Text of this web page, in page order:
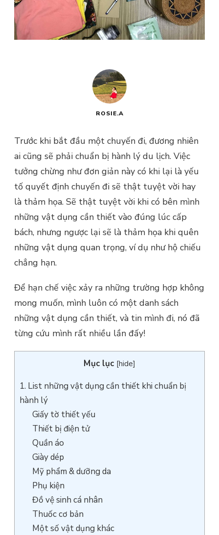
ROSIE.A
Trước khi bắt đầu một chuyến đi, đương nhiên
ai cũng sẽ phải chuẩn bị hành lý du lịch. Việc
tưởng chừng như đơn giản này có khi lại là yếu
tố quyết định chuyến đi sẽ thật tuyệt vời hay
là thảm họa. Sẽ thật tuyệt vời khi có bên mình
những vật dụng cần thiết vào đúng lúc cấp
bách, nhưng ngược lại sẽ là thảm họa khi quên
những vật dụng quan trọng, ví dụ như hộ chiếu
chẳng hạn.
Để hạn chế việc xảy ra những trường hợp không
mong muốn, mình luôn có một danh sách
những vật dụng cần thiết, và tin mình đi, nó đã
từng cứu mình rất nhiều lần đấy!
Mục lục [hide]
1. List những vật dụng cần thiết khi chuẩn bị
hành lý
Giấy tờ thiết yếu
Thiết bị điện tử
Quần áo
Giày dép
Mỹ phẩm & dưỡng da
Phụ kiện
Đồ vệ sinh cá nhân
Thuốc cơ bản
Một số vật dụng khác